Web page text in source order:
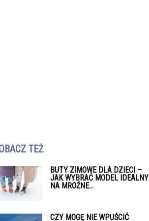
TEŻ
BUTY ZIMOWE DLA DZIECI –
JAK WYBRAĆ MODEL IDEALNY
NA MROŹNE...
CZY MOGĘ NIE WPUŚCIĆ